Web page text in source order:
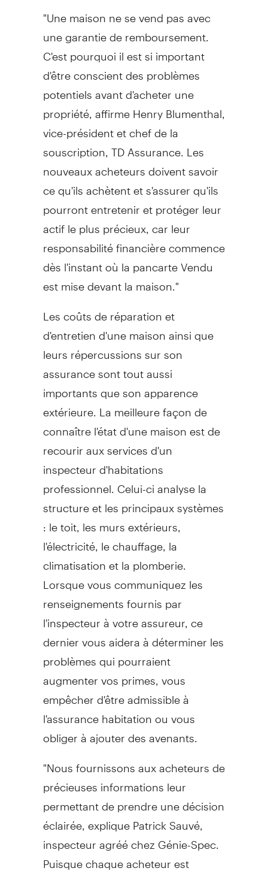
"Une maison ne se vend pas avec
une garantie de remboursement.
C'est pourquoi il est si important
d'être conscient des problèmes
potentiels avant d'acheter une
propriété, affirme Henry Blumenthal,
vice-président et chef de la
souscription, TD Assurance. Les
nouveaux acheteurs doivent savoir
ce qu'ils achètent et s'assurer qu'ils
pourront entretenir et protéger leur
actif le plus précieux, car leur
responsabilité financière commence
dès l'instant où la pancarte Vendu
est mise devant la maison."
Les coûts de réparation et
d'entretien d'une maison ainsi que
leurs répercussions sur son
assurance sont tout aussi
importants que son apparence
extérieure. La meilleure façon de
connaître l'état d'une maison est de
recourir aux services d'un
inspecteur d'habitations
professionnel. Celui-ci analyse la
structure et les principaux systèmes
: le toit, les murs extérieurs,
l'électricité, le chauffage, la
climatisation et la plomberie.
Lorsque vous communiquez les
renseignements fournis par
l'inspecteur à votre assureur, ce
dernier vous aidera à déterminer les
problèmes qui pourraient
augmenter vos primes, vous
empêcher d'être admissible à
l'assurance habitation ou vous
obliger à ajouter des avenants.
"Nous fournissons aux acheteurs de
précieuses informations leur
permettant de prendre une décision
éclairée, explique Patrick Sauvé,
inspecteur agréé chez Génie-Spec.
Puisque chaque acheteur est